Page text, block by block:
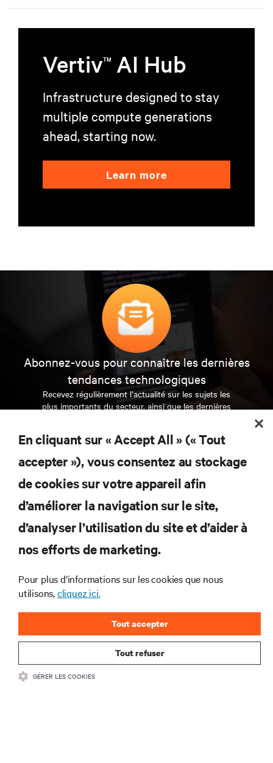
VertivTM AI Hub
Infrastructure designed to stay
multiple compute generations
ahead, starting now.
Learn more
Abonnez-vous pour connaître les dernières
tendances technologiques
Recevez régulièrement l’actualité sur les sujets les
plus importants du secteur, ainsi que les dernières
et des infrastructures informatiques critiques.
S’INSCRIRE MAINTENANT
RESSOURCES
SUPPORT
SOCIÉTÉ
En cliquant sur « Accept All » (« Tout
accepter »), vous consentez au stockage
de cookies sur votre appareil afin
d’améliorer la navigation sur le site,
d’analyser l’utilisation du site et d’aider à
nos efforts de marketing.
Pour plus d’informations sur les cookies que nous
utilisons,cliquez ici.
Tout refuser
Tout accepter
GÉRER LES COOKIES